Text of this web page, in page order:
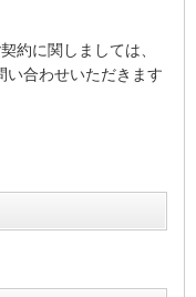
約に関しましては、
い合わせいただきます